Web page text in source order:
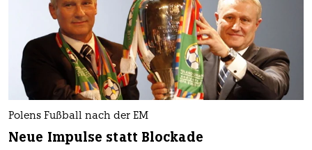
Polens Fußball nach der EM
Neue Impulse statt Blockade